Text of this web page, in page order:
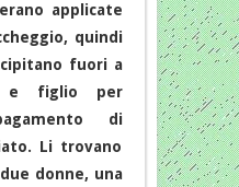
applicate
quindi
fuori a
e figlio per
di
Li trovano
donne, una